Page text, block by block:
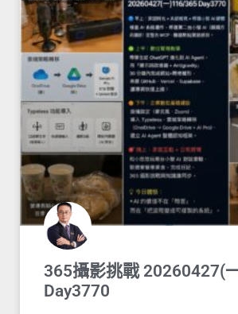
365攝影挑戰 20260427(
Day3770